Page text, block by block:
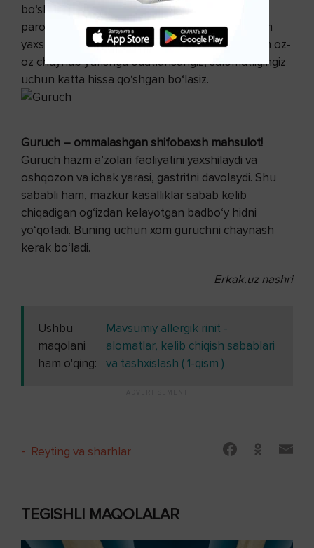
bo‘shlig‘i shilliq qavati yallig‘lanishi, pulьpit,
parodontoz kabi stomatologik xastaliklarda ham
yaxshi naf beradi. Tez-tez qalampirmunchoqdan oz-
oz chaynab yurishga odatlansangiz, salomatligingiz
uchun katta hissa qo‘shgan bo‘lasiz.
Guruch – ommalashgan shifobaxsh mahsulot!
Guruch hazm a’zolari faoliyatini yaxshilaydi va
oshqozon va ichak yarasi, gastritni davolaydi. Shu
sababli ham, mazkur kasalliklar sabab kelib
chiqadigan og‘izdan kelayotgan badbo‘y hidni
yo‘qotadi. Buning uchun xom guruchni chaynash
kerak bo‘ladi.
Erkak.uz nashri
Ushbu
maqolani
ham o'qing:
Mavsumiy allergik rinit -
alomatlar, kelib chiqish sabablari
va tashxislash ( 1-qism )
- Reyting va sharhlar
TEGISHLI MAQOLALAR